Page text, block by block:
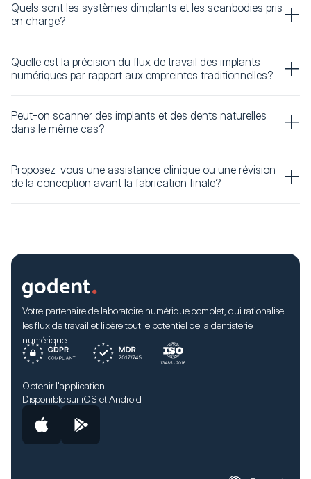
Quels sont les systèmes dimplants et les scanbodies pris
en charge?
Quelle est la précision du flux de travail des implants
numériques par rapport aux empreintes traditionnelles?
Peut-on scanner des implants et des dents naturelles
dans le même cas?
Proposez-vous une assistance clinique ou une révision
de la conception avant la fabrication finale?
Votre partenaire de laboratoire numérique complet, qui rationalise
les flux de travail et libère tout le potentiel de la dentisterie
numérique.
Obtenir l'application
Disponible sur iOS et Android